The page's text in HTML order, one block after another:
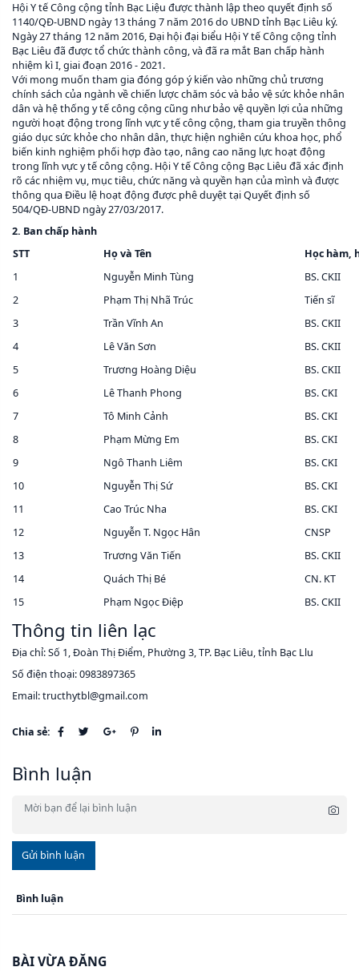
Hội Y tế Công cộng tỉnh Bạc Liệu được thành lập theo quyết định số
1140/QĐ-UBND ngày 13 tháng 7 năm 2016 do UBND tỉnh Bạc Liêu ký.
Ngày 27 tháng 12 năm 2016, Đại hội đại biểu Hội Y tế Công cộng tỉnh
Bạc Liêu đã được tổ chức thành công, và đã ra mắt Ban chấp hành
nhiệm kì I, giai đoạn 2016 - 2021.
Với mong muốn tham gia đóng góp ý kiến vào những chủ trương
chính sách của ngành về chiến lược chăm sóc và bảo vệ sức khỏe nhân
dân và hệ thống y tế công cộng cũng như bảo vệ quyền lợi của những
người hoạt động trong lĩnh vực y tế công cộng, tham gia truyền thông
giáo dục sức khỏe cho nhân dân, thực hiện nghiên cứu khoa học, phổ
biến kinh nghiệm phối hợp đào tạo, nâng cao năng lực hoạt động
trong lĩnh vực y tế công cộng. Hội Y tế Công cộng Bạc Liêu đã xác định
rõ các nhiệm vụ, mục tiêu, chức năng và quyền hạn của mình và được
thông qua Điều lệ hoạt động được phê duyệt tại Quyết định số
504/QĐ-UBND ngày 27/03/2017.
2. Ban chấp hành
STT
Họ và Tên
Học hàm,
1
Nguyễn Minh Tùng
BS. CKII
2
Phạm Thị Nhã Trúc
Tiến sĩ
3
Trần Vĩnh An
BS. CKII
4
Lê Văn Sơn
BS. CKII
5
Trương Hoàng Diệu
BS. CKII
6
Lê Thanh Phong
BS. CKI
7
Tô Minh Cảnh
BS. CKI
8
Phạm Mừng Em
BS. CKI
9
Ngô Thanh Liêm
BS. CKI
10
Nguyễn Thị Sứ
BS. CKI
11
Cao Trúc Nha
BS. CKI
12
Nguyễn T. Ngọc Hân
CNSP
13
Trương Văn Tiến
BS. CKII
14
Quách Thị Bé
CN. KT
15
Phạm Ngọc Điệp BS. CKII
Thông tin liên lạc
Địa chỉ: Số 1, Đoàn Thị Điểm, Phường 3, TP. Bạc Liêu, tỉnh Bạc Llu
Số điện thoại: 0983897365
Email: tructhytbl@gmail.com
Chia sẻ:
Bình luận
Gửi bình luận
Bình luận
BÀI VỪA ĐĂNG